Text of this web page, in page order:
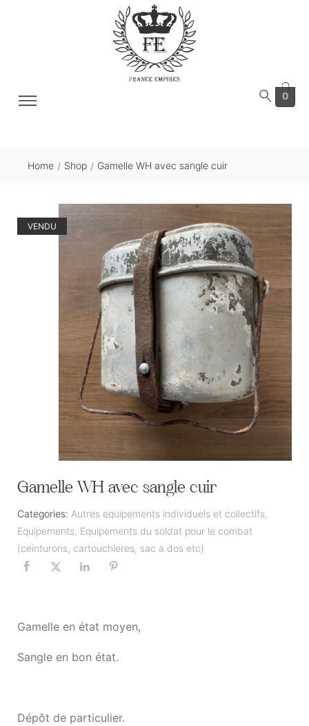
0
Home / Shop / Gamelle WH avec sangle cuir
VENDU
Gamelle WH avec sangle cuir
Categories: Autres equipements individuels et collectifs,
Equipements, Equipements du soldat pour le combat
(ceinturons, cartouchieres, sac a dos etc)
Gamelle en état moyen,
Sangle en bon état.
Dépôt de particulier.